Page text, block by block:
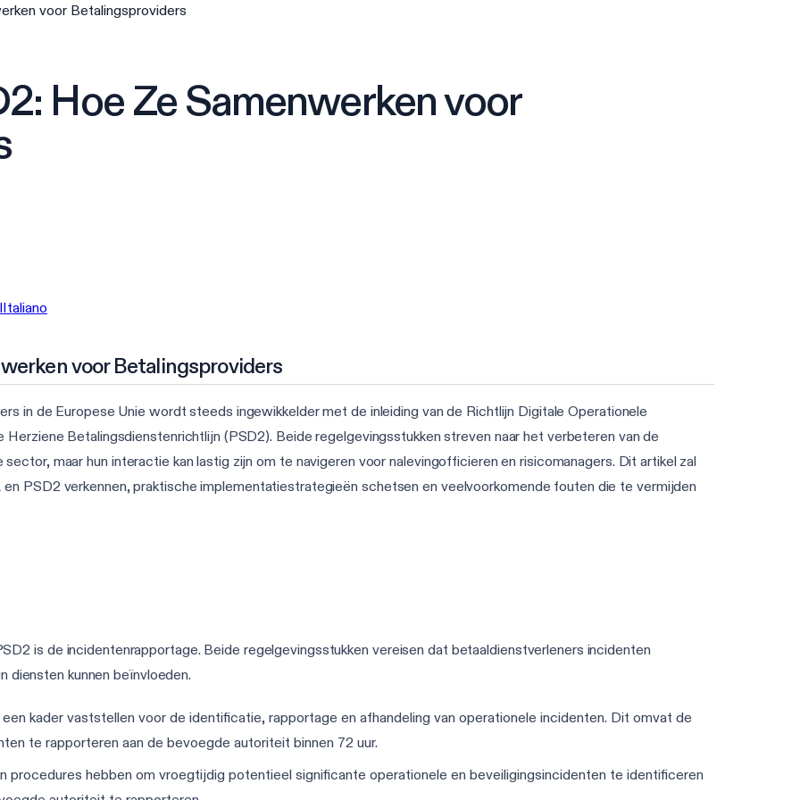
voor Betalingsproviders
Hoe Ze Samenwerken voor
Italiano
voor Betalingsproviders
in de Europese Unie wordt steeds ingewikkelder met de inleiding van de Richtlijn Digitale Operationele
Betalingsdienstenrichtlijn (PSD2). Beide regelgevingsstukken streven naar het verbeteren van de
maar hun interactie kan lastig zijn om te navigeren voor nalevingofficieren en risicomanagers. Dit artikel zal
PSD2 verkennen, praktische implementatiestrategieën schetsen en veelvoorkomende fouten die te vermijden
is de incidentenrapportage. Beide regelgevingsstukken vereisen dat betaaldienstverleners incidenten
diensten kunnen beïnvloeden.
kader vaststellen voor de identificatie, rapportage en afhandeling van operationele incidenten. Dit omvat de
te rapporteren aan de bevoegde autoriteit binnen 72 uur.
procedures hebben om vroegtijdig potentieel significante operationele en beveiligingsincidenten te identificeren